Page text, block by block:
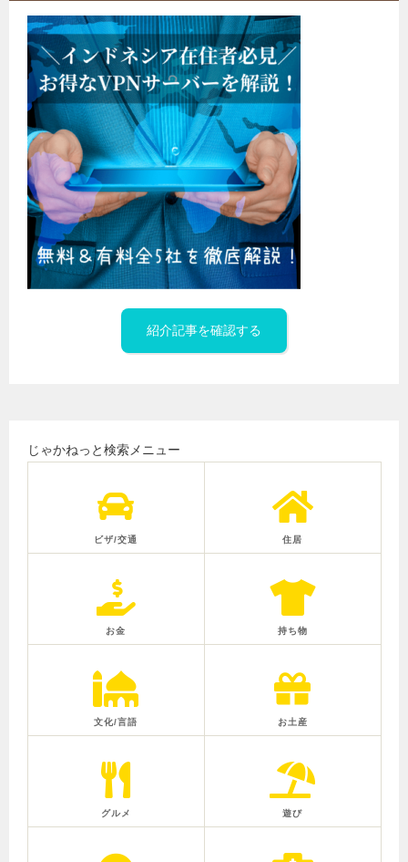
紹介記事を確認する
じゃかねっと検索メニュー
ビザ/交通 住居
お金 持ち物
文化/言語 お土産
グルメ 遊び